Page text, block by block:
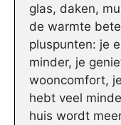
glas, daken,
de warmte
pluspunten: je
minder, je
wooncomfort,
hebt veel
huis wordt